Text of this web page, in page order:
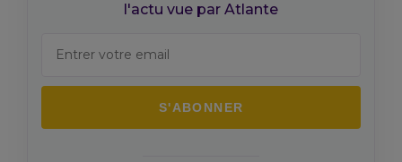
l'actu vue par Atlante